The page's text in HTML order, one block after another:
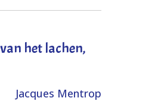
het lachen,
Jacques Mentrop